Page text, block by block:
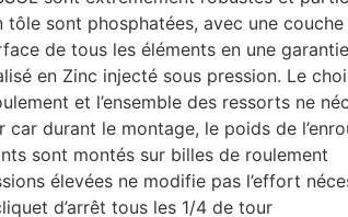
tôle sont phosphatées, avec une
de tous les éléments en une
en Zinc injecté sous pression. Le
et l’ensemble des ressorts ne
car durant le montage, le poids de
sont montés sur billes de roulement
élevées ne modifie pas l’effort
d’arrêt tous les 1/4 de tour